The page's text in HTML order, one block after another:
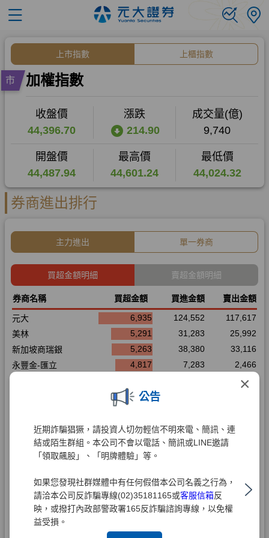
×
公告
近期詐騙猖獗，請投資人切勿輕信不明來電、簡訊、連
結或陌生群組。本公司不會以電話、簡訊或LINE邀請
「領取飆股」、「明牌體驗」等。
如果您發現社群媒體中有任何假借本公司名義之行為，
請洽本公司反詐騙專線(02)35181165或客服信箱反
映，或撥打內政部警政署165反詐騙諮詢專線，以免權
益受損。